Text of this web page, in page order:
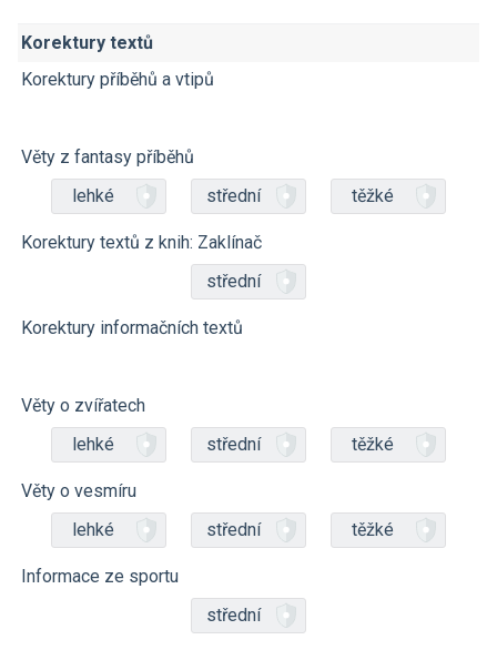
Korektury textů
Korektury příběhů a vtipů
Věty z fantasy příběhů
lehké
střední těžké
Korektury textů z knih: Zaklínač
střední
Korektury informačních textů
Věty o zvířatech
lehké
střední těžké
Věty o vesmíru
lehké
střední těžké
Informace ze sportu
střední